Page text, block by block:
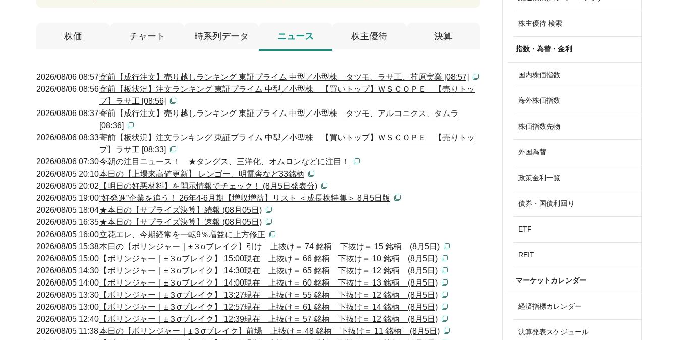
株価 チャート 時系列データ ニュース 株主優待 決算
2026/08/06 08:57寄前【成行注文】売り越しランキング 東証プライム 中型／小型株 タツモ、ラサ工、荏原実業 [08:57]
2026/08/06 08:56寄前【板状況】注文ランキング 東証プライム 中型／小型株 【買いトップ】ＷＳＣＯＰＥ 【売りトッ
プ】ラサ工 [08:56]
2026/08/06 08:37寄前【成行注文】売り越しランキング 東証プライム 中型／小型株 タツモ、アルコニクス、タムラ
[08:36]
2026/08/06 08:33寄前【板状況】注文ランキング 東証プライム 中型／小型株 【買いトップ】ＷＳＣＯＰＥ 【売りトッ
プ】ラサ工 [08:33]
2026/08/06 07:30今朝の注目ニュース！ ★タングス、三洋化、オムロンなどに注目！
2026/08/05 20:10本日の【上場来高値更新】 レンゴー、明電舎など33銘柄
2026/08/05 20:02
【明日の好悪材料】を開示情報でチェック！ (8月5日発表分)
2026/08/05 19:00“好発進”企業を追う！ 26年4-6月期【増収増益】リスト ＜成長株特集＞ 8月5日版
2026/08/05 18:04★本日の【サプライズ決算】続報 (08月05日)
2026/08/05 16:35★本日の【サプライズ決算】速報 (08月05日)
2026/08/05 16:00立花エレ、今期経常を一転9％増益に上方修正
2026/08/05 15:38本日の【ボリンジャー｜±３σブレイク】引け 上抜け＝ 74 銘柄 下抜け＝ 15 銘柄 (8月5日)
2026/08/05 15:00 【ボリンジャー｜±３σブレイク】 15:00現在 上抜け＝ 66 銘柄 下抜け＝ 10 銘柄 (8月5日)
2026/08/05 14:30 【ボリンジャー｜±３σブレイク】 14:30現在 上抜け＝ 65 銘柄 下抜け＝ 12 銘柄 (8月5日)
2026/08/05 14:00 【ボリンジャー｜±３σブレイク】 14:00現在 上抜け＝ 60 銘柄 下抜け＝ 13 銘柄 (8月5日)
2026/08/05 13:30 【ボリンジャー｜±３σブレイク】 13:27現在 上抜け＝ 55 銘柄 下抜け＝ 12 銘柄 (8月5日)
2026/08/05 13:00 【ボリンジャー｜±３σブレイク】 12:57現在 上抜け＝ 61 銘柄 下抜け＝ 14 銘柄 (8月5日)
2026/08/05 12:40 【ボリンジャー｜±３σブレイク】 12:39現在 上抜け＝ 57 銘柄 下抜け＝ 12 銘柄 (8月5日)
2026/08/05 11:38本日の【ボリンジャー｜±３σブレイク】前場 上抜け＝ 48 銘柄 下抜け＝ 11 銘柄 (8月5日)
株主優待 検索
指数・為替・金利
国内株価指数
海外株価指数
株価指数先物
外国為替
政策金利一覧
債券・国債利回り
ETF
REIT
マーケットカレンダー
経済指標カレンダー
決算発表スケジュール